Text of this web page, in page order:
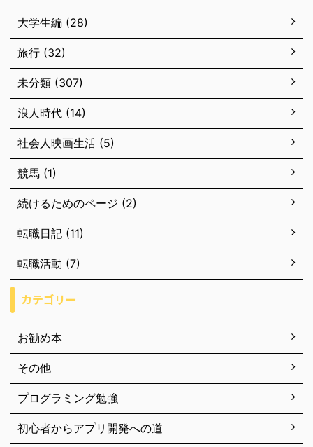
大学生編 (28)
旅行 (32)
未分類 (307)
浪人時代 (14)
社会人映画生活 (5)
競馬 (1)
続けるためのページ (2)
転職日記 (11)
転職活動 (7)
カテゴリー
お勧め本
その他
プログラミング勉強
初心者からアプリ開発への道